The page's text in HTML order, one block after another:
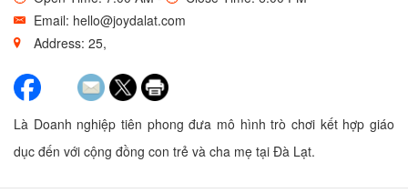
Email: hello@joydalat.com
Address: 25,
Là Doanh nghiệp tiên phong đưa mô hình trò chơi kết hợp giáo
dục đến với cộng đồng con trẻ và cha mẹ tại Đà Lạt.